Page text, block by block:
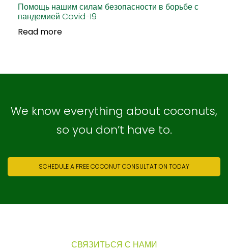
Помощь нашим силам безопасности в борьбе с
пандемией Covid-19
Read more
We know everything about coconuts,
so you don’t have to.
SCHEDULE A FREE COCONUT CONSULTATION TODAY
СВЯЗИТЬСЯ С НАМИ